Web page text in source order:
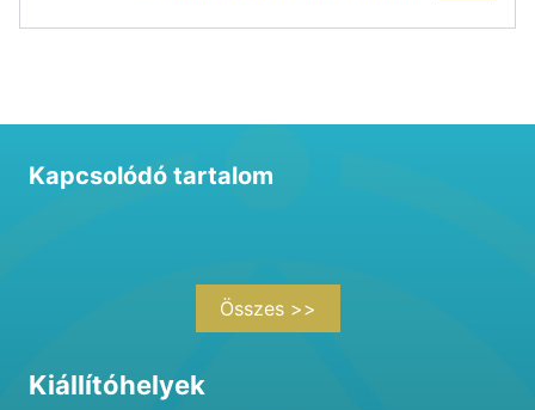
Kapcsolódó tartalom
Kiállítóhelyek
Összes >>